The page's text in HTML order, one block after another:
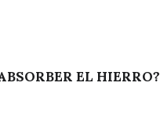
EL HIERRO?